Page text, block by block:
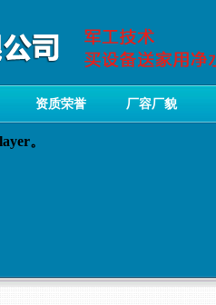
资质荣誉 厂容厂貌
。